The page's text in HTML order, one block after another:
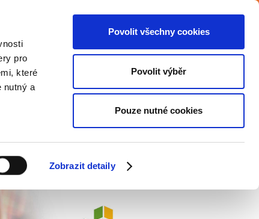
pro
které
nutný a
Zobrazit detaily
Povolit všechny cookies
Povolit výběr
Pouze nutné cookies
Podpora zaměstnávání OZP
Společenská zodpovědnost Kontakt